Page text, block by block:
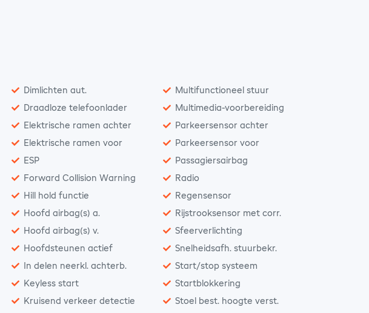
Dimlichten aut.
Draadloze telefoonlader
Elektrische ramen achter
Elektrische ramen voor
ESP
Forward Collision Warning
Hill hold functie
Hoofd airbag(s) a.
Hoofd airbag(s) v.
Hoofdsteunen actief
In delen neerkl. achterb.
Keyless start
Kruisend verkeer detectie
Multifunctioneel stuur
Multimedia-voorbereiding
Parkeersensor achter
Parkeersensor voor
Passagiersairbag
Radio
Regensensor
Rijstrooksensor met corr.
Sfeerverlichting
Snelheidsafh. stuurbekr.
Start/stop systeem
Startblokkering
Stoel best. hoogte verst.